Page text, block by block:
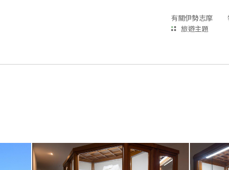
有關伊勢志摩
旅遊主題